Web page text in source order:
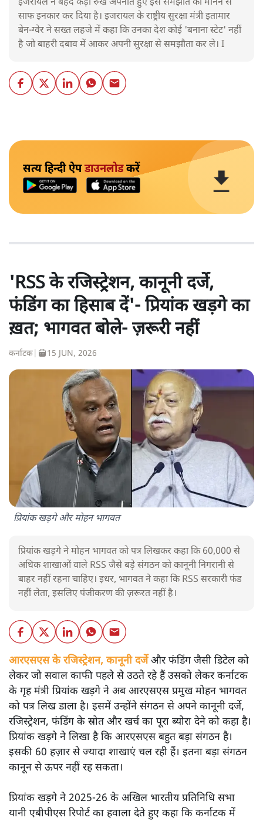
इजरायल ने बेहद कड़ा रुख अपनाते हुए इस समझौते को मानने से
साफ इनकार कर दिया है। इजरायल के राष्ट्रीय सुरक्षा मंत्री इतामार
बेन-ग्वेर ने सख्त लहजे में कहा कि उनका देश कोई 'बनाना स्टेट' नहीं
है जो बाहरी दबाव में आकर अपनी सुरक्षा से समझौता कर ले। I
सत्य हिन्दी ऐपडाउनलोडकरें
'RSS के रजिस्ट्रेशन, कानूनी दर्जे,
फंडिंग का हिसाब दें'- प्रियांक खड़गे का
ख़त; भागवत बोले- ज़रूरी नहीं
कर्नाटक 15 JUN, 2026
प्रियांक खड़गे और मोहन भागवत
प्रियांक खड़गे ने मोहन भागवत को पत्र लिखकर कहा कि 60,000 से
अधिक शाखाओं वाले RSS जैसे बड़े संगठन को कानूनी निगरानी से
बाहर नहीं रहना चाहिए। इधर, भागवत ने कहा कि RSS सरकारी फंड
नहीं लेता, इसलिए पंजीकरण की ज़रूरत नहीं है।
आरएसएस के रजिस्ट्रेशन, कानूनी दर्जेऔर फंडिंग जैसी डिटेल को
लेकर जो सवाल काफी पहले से उठते रहे हैं उसको लेकर कर्नाटक
के गृह मंत्री प्रियांक खड़गे ने अब आरएसएस प्रमुख मोहन भागवत
को पत्र लिख डाला है। इसमें उन्होंने संगठन से अपने कानूनी दर्जे,
रजिस्ट्रेशन, फंडिंग के स्रोत और खर्च का पूरा ब्योरा देने को कहा है।
प्रियांक खड़गे ने लिखा है कि आरएसएस बहुत बड़ा संगठन है।
इसकी 60 हज़ार से ज्यादा शाखाएं चल रही हैं। इतना बड़ा संगठन
कानून से ऊपर नहीं रह सकता।
प्रियांक खड़गे ने 2025-26 के अखिल भारतीय प्रतिनिधि सभा
यानी एबीपीएस रिपोर्ट का हवाला देते हुए कहा कि कर्नाटक में